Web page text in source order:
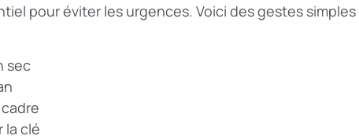
pour éviter les urgences. Voici des gestes simples
sec
la clé